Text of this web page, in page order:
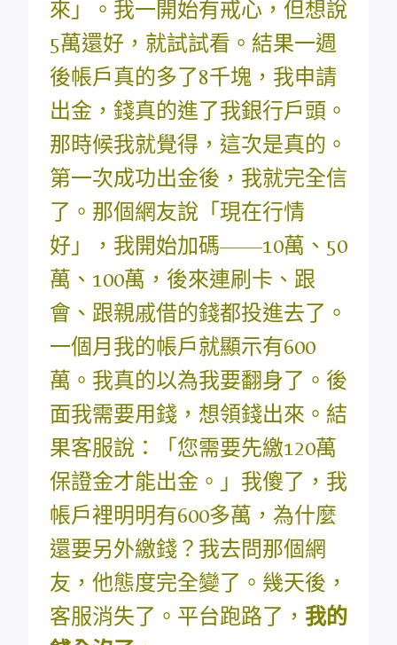
來」。我一開始有戒心，但想說
5萬還好，就試試看。結果一週
後帳戶真的多了8千塊，我申請
出金，錢真的進了我銀行戶頭。
那時候我就覺得，這次是真的。
第一次成功出金後，我就完全信
了。那個網友說「現在行情
好」，我開始加碼——10萬、50
萬、100萬，後來連刷卡、跟
會、跟親戚借的錢都投進去了。
一個月我的帳戶就顯示有600
萬。我真的以為我要翻身了。後
面我需要用錢，想領錢出來。結
果客服說：「您需要先繳120萬
保證金才能出金。」我傻了，我
帳戶裡明明有600多萬，為什麼
還要另外繳錢？我去問那個網
友，他態度完全變了。幾天後，
客服消失了。平台跑路了， 我的